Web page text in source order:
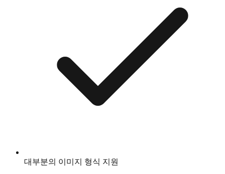
대부분의 이미지 형식 지원